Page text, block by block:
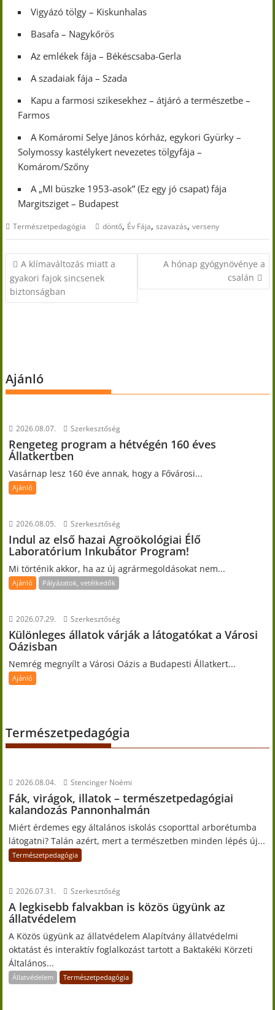
Vigyázó tölgy – Kiskunhalas
Basafa – Nagykőrös
Az emlékek fája – Békéscsaba-Gerla
A szadaiak fája – Szada
Kapu a farmosi szikesekhez – átjáró a természetbe –
Farmos
A Komáromi Selye János kórház, egykori Gyürky –
Solymossy kastélykert nevezetes tölgyfája –
Komárom/Szőny
A „MI büszke 1953-asok” (Ez egy jó csapat) fája
Margitsziget – Budapest
Természetpedagógia döntő, Év Fája,szavazás,verseny
Bejegyzés
navigáció
A klímaváltozás miatt a
gyakori fajok sincsenek
biztonságban
A hónap gyógynövénye a
csalán
Ajánló
2026.08.07. Szerkesztőség
Rengeteg program a hétvégén 160 éves
Állatkertben
Vasárnap lesz 160 éve annak, hogy a Fővárosi...
Ajánló
2026.08.05. Szerkesztőség
Indul az első hazai Agroökológiai Élő
Laboratórium Inkubátor Program!
Mi történik akkor, ha az új agrármegoldásokat nem...
Ajánló Pályázatok, vetélkedők
2026.07.29. Szerkesztőség
Különleges állatok várják a látogatókat a Városi
Oázisban
Nemrég megnyílt a Városi Oázis a Budapesti Állatkert...
Ajánló
Természetpedagógia
2026.08.04. Stencinger Noémi
Fák, virágok, illatok – természetpedagógiai
kalandozás Pannonhalmán
Miért érdemes egy általános iskolás csoporttal arborétumba
látogatni? Talán azért, mert a természetben minden lépés új...
Természetpedagógia
2026.07.31. Szerkesztőség
A legkisebb falvakban is közös ügyünk az
állatvédelem
A Közös ügyünk az állatvédelem Alapítvány állatvédelmi
oktatást és interaktív foglalkozást tartott a Baktakéki Körzeti
Általános...
Állatvédelem Természetpedagógia